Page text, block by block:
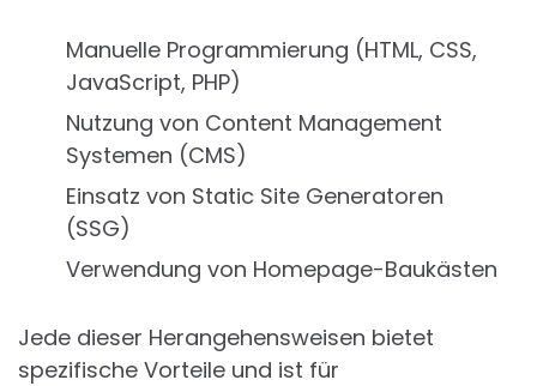
Manuelle Programmierung (HTML, CSS,
JavaScript, PHP)
Nutzung von Content Management
Systemen (CMS)
Einsatz von Static Site Generatoren
(SSG)
Verwendung von Homepage-Baukästen
Jede dieser Herangehensweisen bietet
spezifische Vorteile und ist für